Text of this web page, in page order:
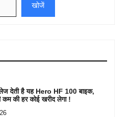
खोजें
देती है यह Hero HF 100 बाइक,
कम की हर कोई खरीद लेगा !